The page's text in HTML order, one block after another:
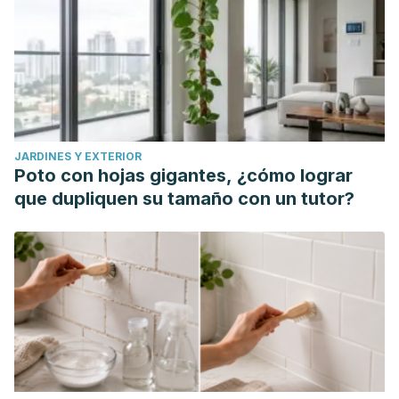
disfuncional [Internet]. [cited 2020 Jul 28]. Available from:
https://revista.fecolsog.org/index.php/rcog/article/view/1483/
Rodríguez Jiménez MJ, Hernández De La Calle I.
ADOLESCERE • Revista de Formación Continuada de la
Sociedad Española de Medicina de la Adolescencia •
Volumen II • Septiembre 2014 • No 3 Trastornos
menstruales de la adolescencia.
De F, De Tesis R, De Titulación T. FACULTAD DE CIENCIAS
NACIONAL EN CIENCIA Y TECNOLOGÍA [Internet]. [cited
2020 Jul 28]. Available from:
https://secure.urkund.com/view/53358541-813786-
de Pediatría, Sociedad Argentina, and Comités
Subcomisiones. "Trastornos del ciclo menstrual en la
adolescencia."
Arch Argent Pediatr108.4 (2010): 363-369.
Blanco, AI Modroño, et al. "Alteraciones del ciclo
JARDINES Y EXTERIOR
Poto con hojas gigantes, ¿cómo lograr
que dupliquen su tamaño con un tutor?